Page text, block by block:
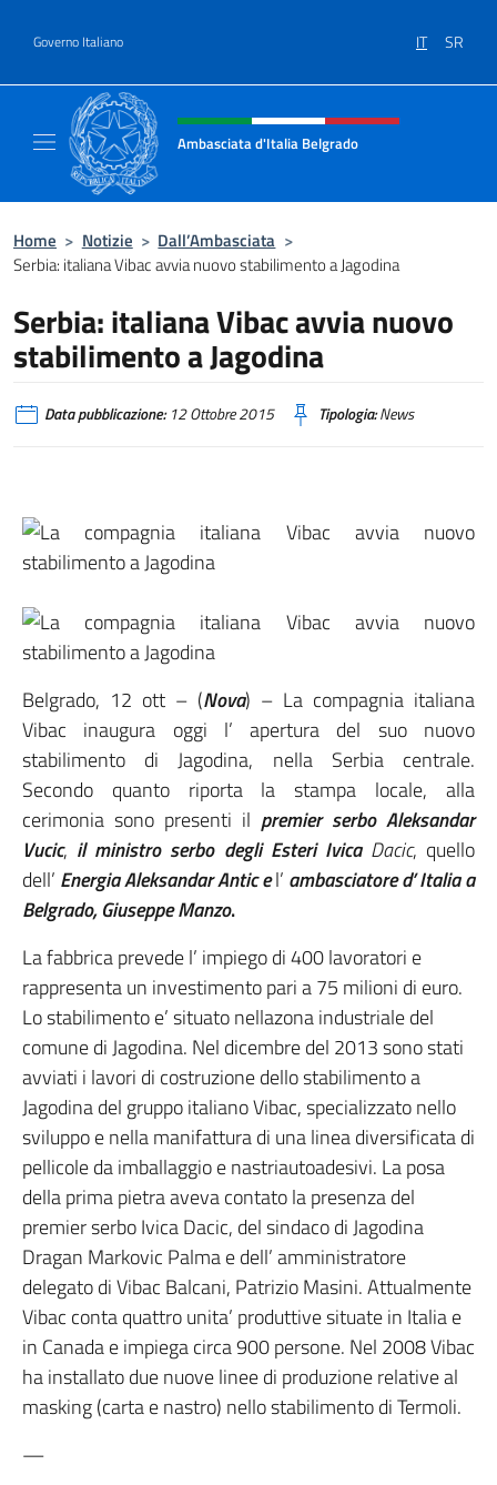
Governo Italiano IT SR
Intestazione sito, social e menù
Ambasciata d'Italia Belgrado
Home > Notizie > Dall’Ambasciata >
Serbia: italiana Vibac avvia nuovo stabilimento a Jagodina
Serbia: italiana Vibac avvia nuovo
stabilimento a Jagodina
Data pubblicazione:12 Ottobre 2015 Tipologia:News
Belgrado, 12 ott – (Nova) – La compagnia italiana
Vibac inaugura oggi l’ apertura del suo nuovo
stabilimento di Jagodina, nella Serbia centrale.
Secondo quanto riporta la stampa locale, alla
cerimonia sono presenti il premier serbo Aleksandar
Vucic, il ministro serbo degli Esteri IvicaDacic, quello
dell’ Energia Aleksandar Antic el’ ambasciatore d’ Italia a
Belgrado, Giuseppe Manzo.
La fabbrica prevede l’ impiego di 400 lavoratori e
rappresenta un investimento pari a 75 milioni di euro.
Lo stabilimento e’ situato nellazona industriale del
comune di Jagodina. Nel dicembre del 2013 sono stati
avviati i lavori di costruzione dello stabilimento a
Jagodina del gruppo italiano Vibac, specializzato nello
sviluppo e nella manifattura di una linea diversificata di
pellicole da imballaggio e nastriautoadesivi. La posa
della prima pietra aveva contato la presenza del
premier serbo Ivica Dacic, del sindaco di Jagodina
Dragan Markovic Palma e dell’ amministratore
delegato di Vibac Balcani, Patrizio Masini. Attualmente
Vibac conta quattro unita’ produttive situate in Italia e
in Canada e impiega circa 900 persone. Nel 2008 Vibac
ha installato due nuove linee di produzione relative al
masking (carta e nastro) nello stabilimento di Termoli.
—